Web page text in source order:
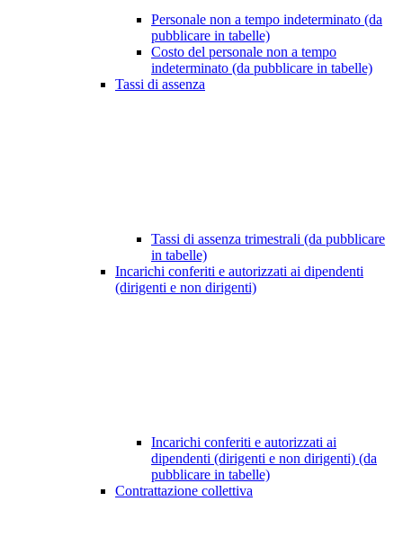
Personale non a tempo indeterminato (da
pubblicare in tabelle)
Costo del personale non a tempo
indeterminato (da pubblicare in tabelle)
Tassi di assenza
Tassi di assenza trimestrali (da pubblicare
in tabelle)
Incarichi conferiti e autorizzati ai dipendenti
(dirigenti e non dirigenti)
Incarichi conferiti e autorizzati ai
dipendenti (dirigenti e non dirigenti) (da
pubblicare in tabelle)
Contrattazione collettiva